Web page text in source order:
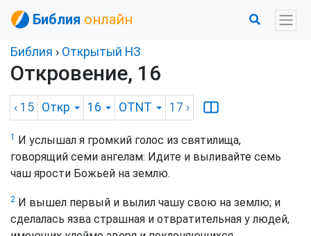
Библия онлайн
Библия › Открытый НЗ
Откровение, 16
‹ 15 Откр 16 OTNT 17 ›
1
И услышал я громкий голос из святилища,
говорящий семи ангелам: Идите и выливайте семь
чаш ярости Божьей на землю.
2 И вышел первый и вылил чашу свою на землю; и
сделалась язва страшная и отвратительная у людей,